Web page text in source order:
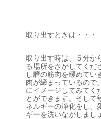
取り出すときは・・・
取り出す時は、５分か
る場所をさがしてくだ
し膣の筋肉を緩めてい
肉が締まっているので
にイメージしてみてく
とができます。そして
ネルギーの浄化をし、
ギーを洗いながしまし